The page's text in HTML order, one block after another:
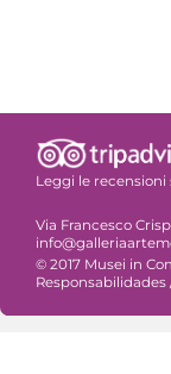
Leggi le recensioni
Via Francesco
© 2017 Musei in
Responsabilidades